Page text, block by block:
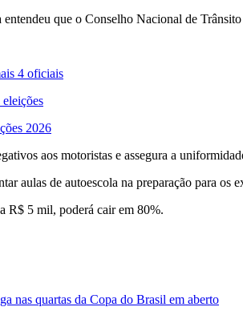
que o Conselho Nacional de
4 oficiais
2026
aos motoristas e assegura a
aulas de autoescola na preparação para os
R$ 5 mil, poderá cair em 80%.